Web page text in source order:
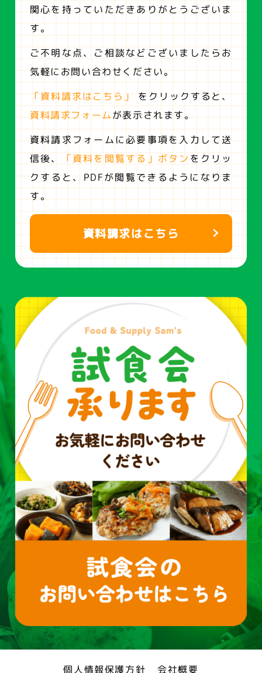
関心を持っていただきありがとうございま
す。
ご不明な点、ご相談などございましたらお
気軽にお問い合わせください。
「資料請求はこちら」
をクリックすると、
資料請求フォームが表示されます。
資料請求フォームに必要事項を入力して送
信後、
「資料を閲覧する」ボタン をクリッ
クすると、 PDFが閲覧できるようになりま
す。
資料請求はこちら
個人情報保護方針 会社概要